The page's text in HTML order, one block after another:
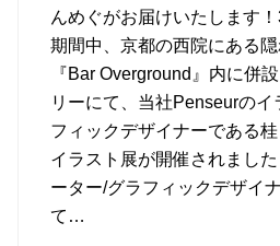
んめぐがお届けいたします
期間中、京都の西院にある
『Bar Overground』内に併
リーにて、当社Penseurのイ
フィックデザイナーである
イラスト展が開催されまし
ーター/グラフィックデザイ
て…